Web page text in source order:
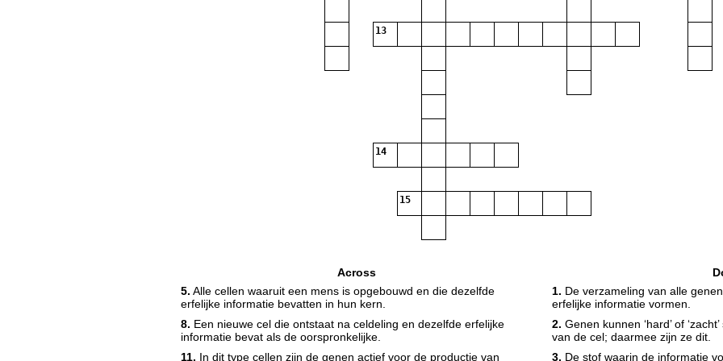
13
14
15
Across
5. Alle cellen waaruit een mens is opgebouwd en die dezelfde
erfelijke informatie bevatten in hun kern.
8. Een nieuwe cel die ontstaat na celdeling en dezelfde erfelijke
informatie bevat als de oorspronkelijke.
11. In dit type cellen zijn de genen actief voor de productie van
1. De verzameling van alle
erfelijke informatie vormen.
2. Genen kunnen ‘hard’ of
van de cel; daarmee zijn ze dit.
3. De stof waarin de informatie